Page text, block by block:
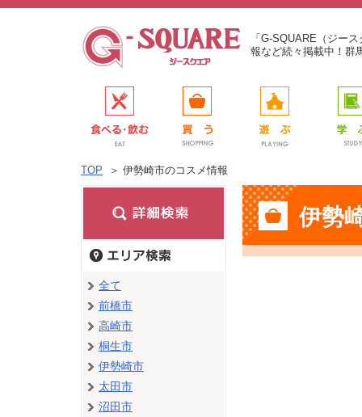
「G-SQUARE（ジー
報など続々掲載中！群
TOP ＞ 伊勢崎市のコスメ情報
伊勢
全て
前橋市
高崎市
桐生市
伊勢崎市
太田市
沼田市